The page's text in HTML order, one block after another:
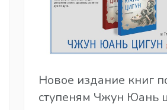
Новое издание книг
ступеням Чжун Юань